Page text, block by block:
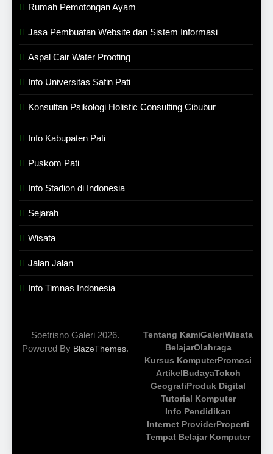
Rumah Pemotongan Ayam
Jasa Pembuatan Website dan Sistem Informasi
Aspal Cair Water Proofing
Info Universitas Safin Pati
Konsultan Psikologi Holistic Consulting Cibubur
Info Kabupaten Pati
Puskom Pati
Info Stadion di Indonesia
Sejarah
Wisata
Jalan Jalan
Info Timnas Indonesia
Soetrisno Galeri 2026.
Powered By BlazeThemes.
Tentang KamiGaleriWisata
BelajarOlahraga
Kursus KomputerPromosi
ArtikelBudayaTokoh
GeografiProduk Digital
Tutorial Komputer
Info Pendidikan
Internet ProviderProperti
Tempat Belajar Komputer